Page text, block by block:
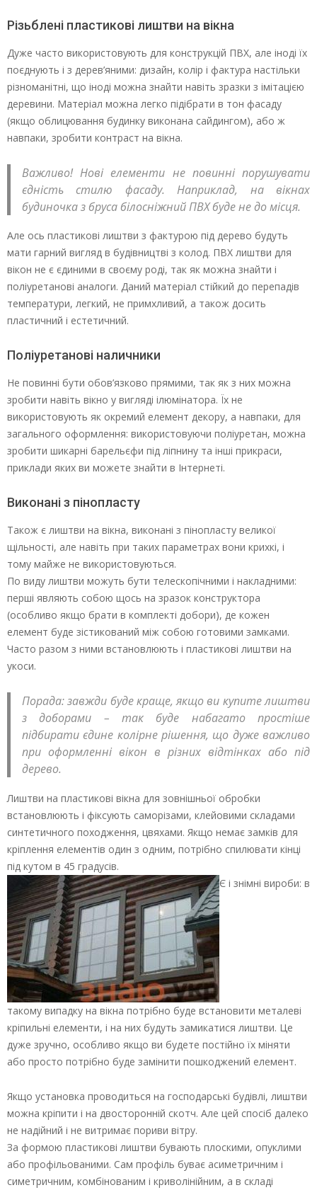
Різьблені пластикові лиштви на вікна
Дуже часто використовують для конструкцій ПВХ, але іноді їх
поєднують і з дерев’яними: дизайн, колір і фактура настільки
різноманітні, що іноді можна знайти навіть зразки з імітацією
деревини. Матеріал можна легко підібрати в тон фасаду
(якщо облицювання будинку виконана сайдингом), або ж
навпаки, зробити контраст на вікна.
Важливо! Нові елементи не повинні порушувати
єдність стилю фасаду. Наприклад, на вікнах
будиночка з бруса білосніжний ПВХ буде не до місця.
Але ось пластикові лиштви з фактурою під дерево будуть
мати гарний вигляд в будівництві з колод. ПВХ лиштви для
вікон не є єдиними в своєму роді, так як можна знайти і
поліуретанові аналоги. Даний матеріал стійкий до перепадів
температури, легкий, не примхливий, а також досить
пластичний і естетичний.
Поліуретанові наличники
Не повинні бути обов’язково прямими, так як з них можна
зробити навіть вікно у вигляді ілюмінатора. Їх не
використовують як окремий елемент декору, а навпаки, для
загального оформлення: використовуючи поліуретан, можна
зробити шикарні барельєфи під ліпнину та інші прикраси,
приклади яких ви можете знайти в Інтернеті.
Виконані з пінопласту
Також є лиштви на вікна, виконані з пінопласту великої
щільності, але навіть при таких параметрах вони крихкі, і
тому майже не використовуються.
По виду лиштви можуть бути телескопічними і накладними:
перші являють собою щось на зразок конструктора
(особливо якщо брати в комплекті добори), де кожен
елемент буде зістикований між собою готовими замками.
Часто разом з ними встановлюють і пластикові лиштви на
укоси.
Порада: завжди буде краще, якщо ви купите лиштви
з доборами – так буде набагато простіше
підбирати єдине колірне рішення, що дуже важливо
при оформленні вікон в різних відтінках або під
дерево.
Лиштви на пластикові вікна для зовнішньої обробки
встановлюють і фіксують саморізами, клейовими складами
синтетичного походження, цвяхами. Якщо немає замків для
кріплення елементів один з одним, потрібно спилювати кінці
під кутом в 45 градусів.
Є і знімні вироби: в
такому випадку на вікна потрібно буде встановити металеві
кріпильні елементи, і на них будуть замикатися лиштви. Це
дуже зручно, особливо якщо ви будете постійно їх міняти
або просто потрібно буде замінити пошкоджений елемент.
Якщо установка проводиться на господарські будівлі, лиштви
можна кріпити і на двосторонній скотч. Але цей спосіб далеко
не надійний і не витримає пориви вітру.
За формою пластикові лиштви бувають плоскими, опуклими
або профільованими. Сам профіль буває асиметричним і
симетричним, комбінованим і криволінійним, а в складі